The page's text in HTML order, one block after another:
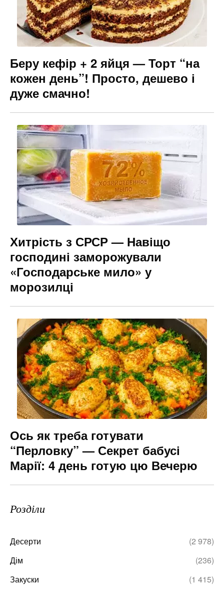
Беру кефір + 2 яйця — Торт “на
кожен день”! Просто, дешево і
дуже смачно!
Хитрість з СРСР — Навіщо
господині заморожували
«Господарське мило» у
морозилці
Ось як треба готувати
“Перловку” — Секрет бабусі
Марії: 4 день готую цю Вечерю
Розділи
Десерти
(2 978)
Дім
(236)
Закуски
(1 415)